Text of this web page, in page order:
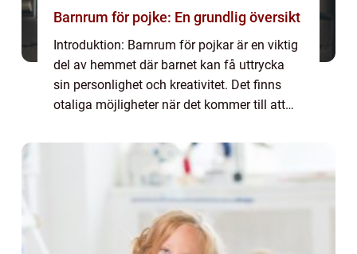
Barnrum för pojke: En grundlig översikt
Introduktion: Barnrum för pojkar är en viktig
del av hemmet där barnet kan få uttrycka
sin personlighet och kreativitet. Det finns
otaliga möjligheter när det kommer till att
pojkar i olika åldrar. I denna ar...